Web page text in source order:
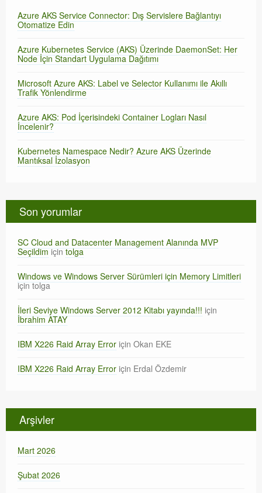
Azure AKS Service Connector: Dış Servislere Bağlantıyı
Otomatize Edin
Azure Kubernetes Service (AKS) Üzerinde DaemonSet: Her
Node İçin Standart Uygulama Dağıtımı
Microsoft Azure AKS: Label ve Selector Kullanımı ile Akıllı
Trafik Yönlendirme
Azure AKS: Pod İçerisindeki Container Logları Nasıl
İncelenir?
Kubernetes Namespace Nedir? Azure AKS Üzerinde
Mantıksal İzolasyon
Son yorumlar
SC Cloud and Datacenter Management Alanında MVP
Seçildimiçintolga
Windows ve Windows Server Sürümleri için Memory Limitleri
içintolga
İleri Seviye Windows Server 2012 Kitabı yayında!!! için
İbrahim ATAY
IBM X226 Raid Array Error için Okan EKE
IBM X226 Raid Array Error için Erdal Özdemir
Arşivler
Mart 2026
Şubat 2026